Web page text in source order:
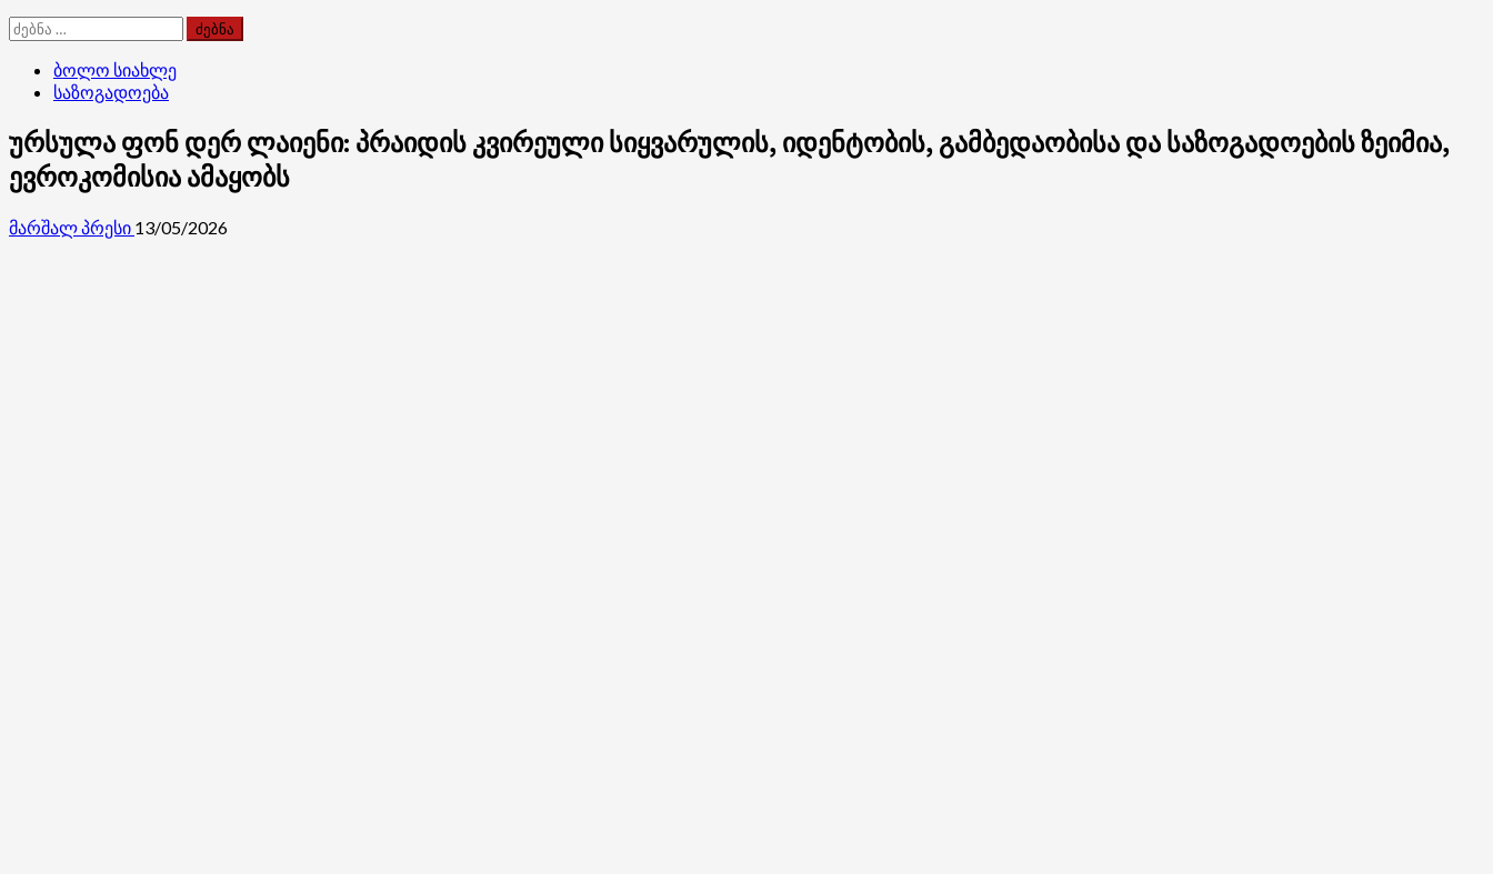
ძებნა:
ბოლო სიახლე
საზოგადოება
ურსულა ფონ დერ ლაიენი: პრაიდის კვირეული სიყვარულის, იდენტობის, გამბედაობისა და საზოგადოების ზეიმია,
ევროკომისია ამაყობს
მარშალ პრესი 13/05/2026